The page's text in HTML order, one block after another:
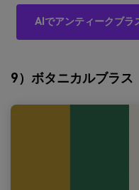
AIでアンティークブラ
9）ボタニカルブラス